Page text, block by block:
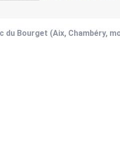
du Bourget (Aix, Chambéry,